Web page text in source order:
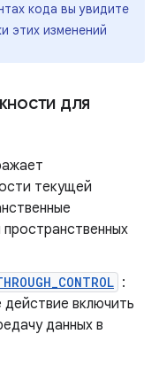
кода вы увидите
этих изменений
для
текущей
:
включить
данных в